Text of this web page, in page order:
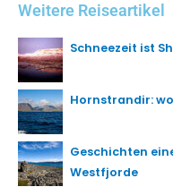
Weitere Reiseartikel
Schneezeit ist
Hornstrandir:
Geschichten
Westfjorde